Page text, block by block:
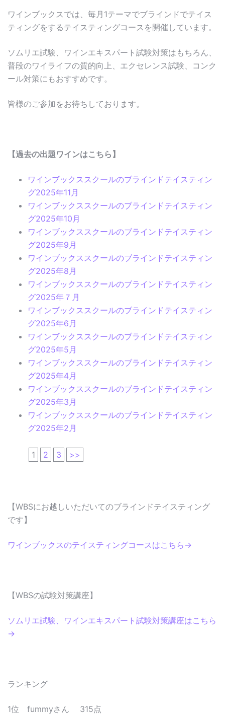
ワインブックスでは、毎月1テーマでブラインドでテイス
ティングをするテイスティングコースを開催しています。
ソムリエ試験、ワインエキスパート試験対策はもちろん、
普段のワイライフの質的向上、エクセレンス試験、コンク
ール対策にもおすすめです。
皆様のご参加をお待ちしております。
【過去の出題ワインはこちら】
ワインブックススクールのブラインドテイスティン
グ2025年11月
ワインブックススクールのブラインドテイスティン
グ2025年10月
ワインブックススクールのブラインドテイスティン
グ2025年9月
ワインブックススクールのブラインドテイスティン
グ2025年8月
ワインブックススクールのブラインドテイスティン
グ2025年７月
ワインブックススクールのブラインドテイスティン
グ2025年6月
ワインブックススクールのブラインドテイスティン
グ2025年5月
ワインブックススクールのブラインドテイスティン
グ2025年4月
ワインブックススクールのブラインドテイスティン
グ2025年3月
ワインブックススクールのブラインドテイスティン
グ2025年2月
1 2 3 >>
【WBSにお越しいただいてのブラインドテイスティング
です】
ワインブックスのテイスティングコースはこちら→
【WBSの試験対策講座】
ソムリエ試験、ワインエキスパート試験対策講座はこちら
→
ランキング
1位 fummyさん 315点